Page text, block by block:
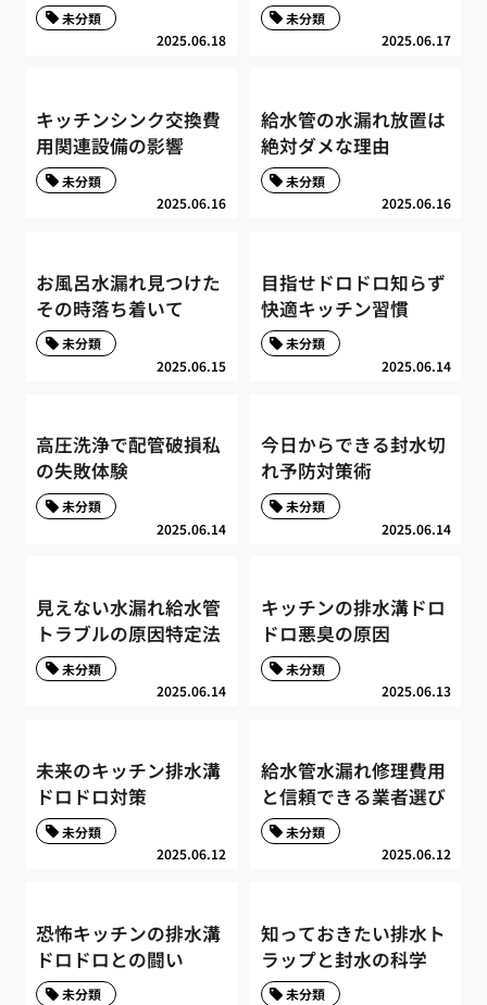
2025.06.18
未分類
2025.06.17
未分類
キッチンシンク交換費
用関連設備の影響
2025.06.16
未分類
給水管の水漏れ放置は
絶対ダメな理由
2025.06.16
未分類
お風呂水漏れ見つけた
その時落ち着いて
2025.06.15
未分類
目指せドロドロ知らず
快適キッチン習慣
2025.06.14
未分類
高圧洗浄で配管破損私
の失敗体験
2025.06.14
未分類
今日からできる封水切
れ予防対策術
2025.06.14
未分類
見えない水漏れ給水管
トラブルの原因特定法
2025.06.14
未分類
キッチンの排水溝ドロ
ドロ悪臭の原因
2025.06.13
未分類
未来のキッチン排水溝
ドロドロ対策
2025.06.12
未分類
給水管水漏れ修理費用
と信頼できる業者選び
2025.06.12
未分類
恐怖キッチンの排水溝
ドロドロとの闘い
未分類
知っておきたい排水ト
ラップと封水の科学
未分類